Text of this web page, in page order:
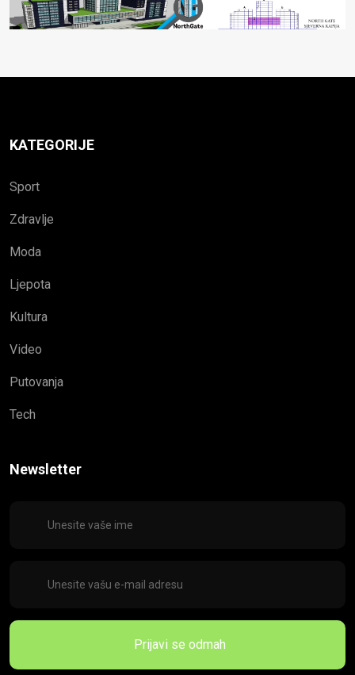
KATEGORIJE
Sport
Zdravlje
Moda
Ljepota
Kultura
Video
Putovanja
Tech
Newsletter
Prijavi se odmah